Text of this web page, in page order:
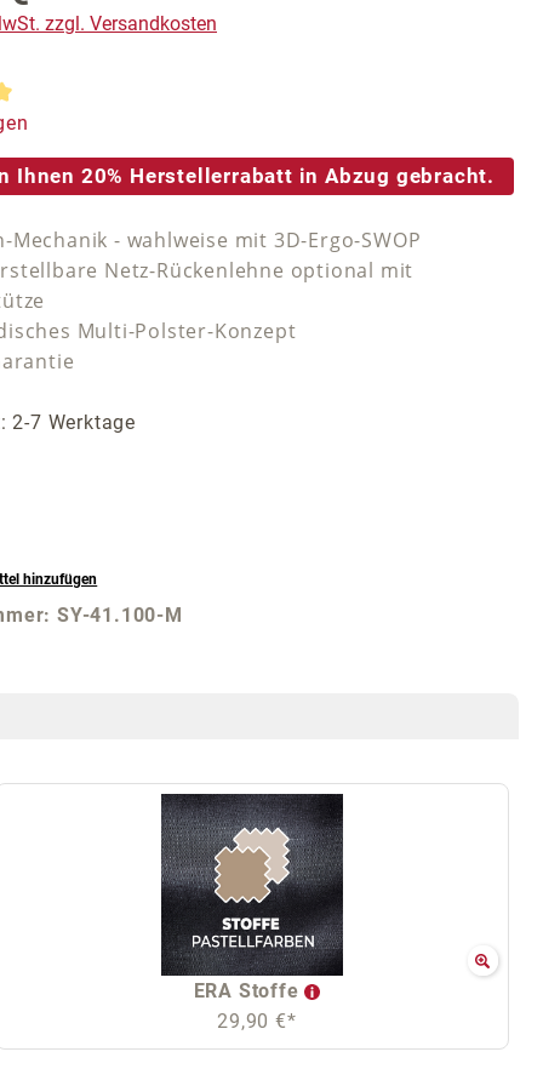
zzgl. Versandkosten
Bewertung von 5 von 5 Sternen
Ihnen 20% Herstellerrabatt in Abzug gebracht.
Mechanik - wahlweise mit 3D-Ergo-SWOP
Netz-Rückenlehne optional mit
Multi-Polster-Konzept
2-7 Werktage
hinzufügen
SY-41.100-M
ERA Stoffe
29,90 €*